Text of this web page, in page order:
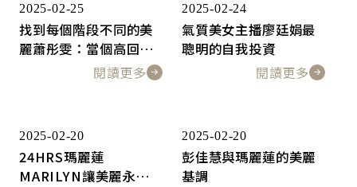
2025-02-25
找到每個階段不同的美
麗蕭彤雯：當個高回頭
率的時尚媽咪閱讀更多
2025-02-24
氣質美女主播廖廷娟最
聰明的自我投資
閱讀更多
2025-02-20
24HRS瑪麗蓮
MARILYN讓美麗永不間
2025-02-20
彭佳慧與瑪麗蓮的美麗
基調